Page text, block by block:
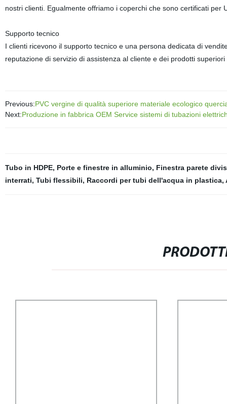
nostri clienti. Egualmente offriamo i coperchi che sono certificati
Supporto tecnico
I clienti ricevono il supporto tecnico e una persona dedicata di
reputazione di servizio di assistenza al cliente e dei prodotti superiori
Previous:PVC vergine di qualità superiore materiale ecologico
Next:Produzione in fabbrica OEM Service sistemi di tubazioni
Tubo in HDPE, Porte e finestre in alluminio, Finestra parete
interrati, Tubi flessibili, Raccordi per tubi dell'acqua in plastica,